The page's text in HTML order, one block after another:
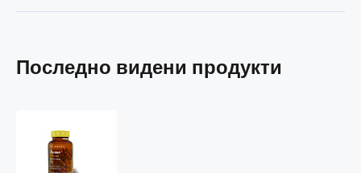
Последно видени продукти